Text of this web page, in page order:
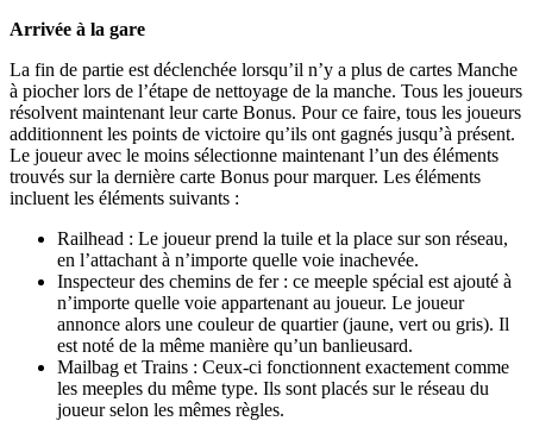
Arrivée à la gare
La fin de partie est déclenchée lorsqu’il n’y a plus de cartes Manche
à piocher lors de l’étape de nettoyage de la manche. Tous les joueurs
résolvent maintenant leur carte Bonus. Pour ce faire, tous les joueurs
additionnent les points de victoire qu’ils ont gagnés jusqu’à présent.
Le joueur avec le moins sélectionne maintenant l’un des éléments
trouvés sur la dernière carte Bonus pour marquer. Les éléments
incluent les éléments suivants :
Railhead : Le joueur prend la tuile et la place sur son réseau,
en l’attachant à n’importe quelle voie inachevée.
Inspecteur des chemins de fer : ce meeple spécial est ajouté à
n’importe quelle voie appartenant au joueur. Le joueur
annonce alors une couleur de quartier (jaune, vert ou gris). Il
est noté de la même manière qu’un banlieusard.
Mailbag et Trains : Ceux-ci fonctionnent exactement comme
les meeples du même type. Ils sont placés sur le réseau du
joueur selon les mêmes règles.